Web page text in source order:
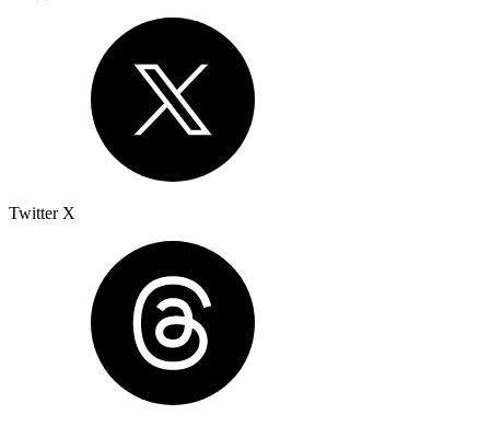
Twitter X